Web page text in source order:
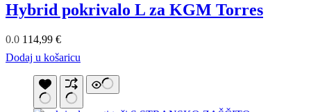
Hybrid pokrivalo L za KGM Torres
0.0 114,99 €
Dodaj u košaricu